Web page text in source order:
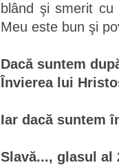
blând şi smerit
Meu este bun şi
Dacă suntem
Învierea lui
Iar dacă suntem
Slavă..., glasul al